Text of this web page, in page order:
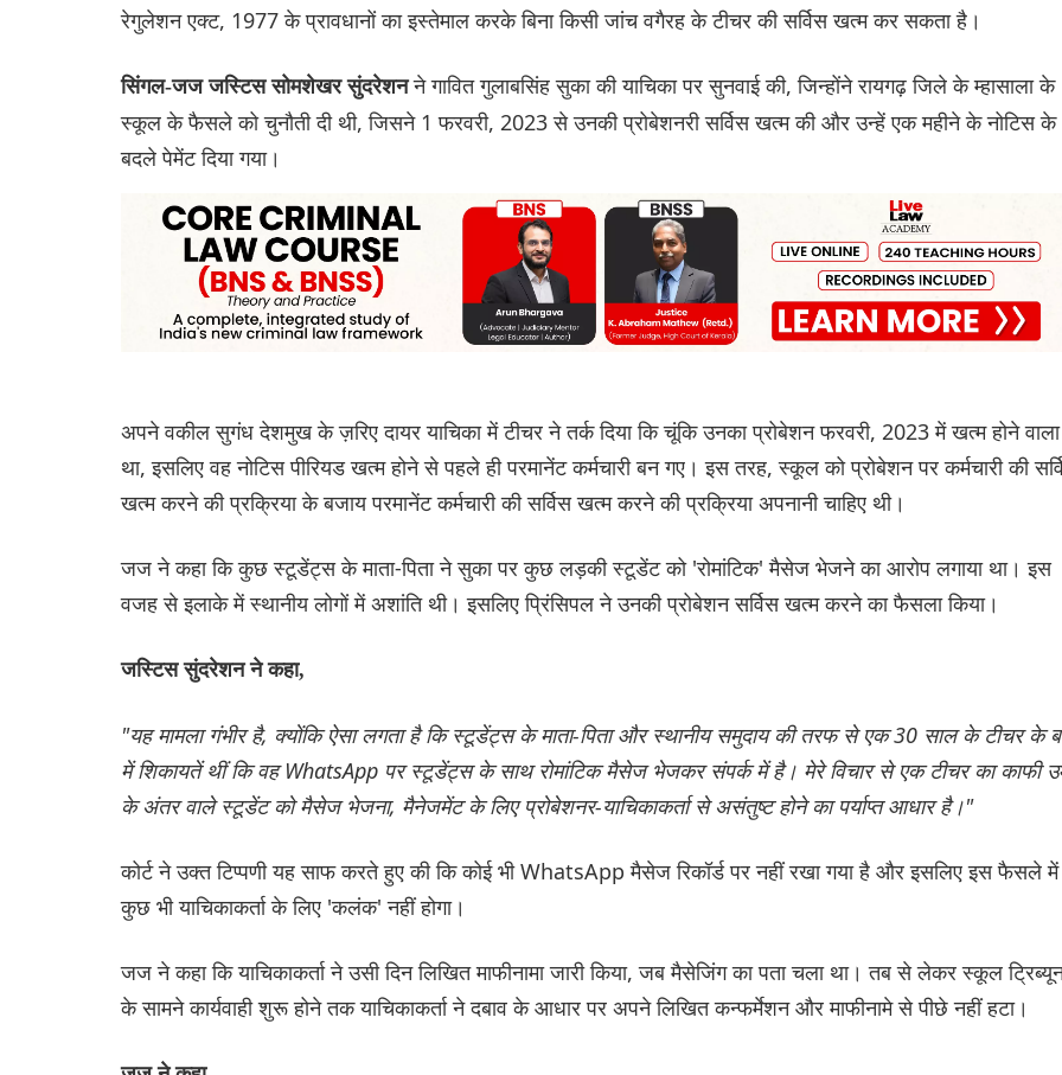
रेगुलेशन एक्ट, 1977 के प्रावधानों का इस्तेमाल करके बिना किसी जांच वगैरह के टीचर की सर्विस खत्म कर सकता है।
सिंगल-जज जस्टिस सोमशेखर सुंदरेशनने गावित गुलाबसिंह सुका की याचिका पर सुनवाई की, जिन्होंने रायगढ़ जिले के म्हासाला के
स्कूल के फैसले को चुनौती दी थी, जिसने 1 फरवरी, 2023 से उनकी प्रोबेशनरी सर्विस खत्म की और उन्हें एक महीने के नोटिस के
बदले पेमेंट दिया गया।
अपने वकील सुगंध देशमुख के ज़रिए दायर याचिका में टीचर ने तर्क दिया कि चूंकि उनका प्रोबेशन फरवरी, 2023 में खत्म होने वाला
था, इसलिए वह नोटिस पीरियड खत्म होने से पहले ही परमानेंट कर्मचारी बन गए। इस तरह, स्कूल को प्रोबेशन पर कर्मचारी की
खत्म करने की प्रक्रिया के बजाय परमानेंट कर्मचारी की सर्विस खत्म करने की प्रक्रिया अपनानी चाहिए थी।
जज ने कहा कि कुछ स्टूडेंट्स के माता-पिता ने सुका पर कुछ लड़की स्टूडेंट को 'रोमांटिक' मैसेज भेजने का आरोप लगाया था। इस
वजह से इलाके में स्थानीय लोगों में अशांति थी। इसलिए प्रिंसिपल ने उनकी प्रोबेशन सर्विस खत्म करने का फैसला किया।
जस्टिस सुंदरेशन ने कहा,
"यह मामला गंभीर है, क्योंकि ऐसा लगता है कि स्टूडेंट्स के माता-पिता और स्थानीय समुदाय की तरफ से एक 30 साल के टीचर के
में शिकायतें थीं कि वह WhatsApp पर स्टूडेंट्स के साथ रोमांटिक मैसेज भेजकर संपर्क में है। मेरे विचार से एक टीचर का काफी
के अंतर वाले स्टूडेंट को मैसेज भेजना, मैनेजमेंट के लिए प्रोबेशनर-याचिकाकर्ता से असंतुष्ट होने का पर्याप्त आधार है।"
कोर्ट ने उक्त टिप्पणी यह साफ करते हुए की कि कोई भी WhatsApp मैसेज रिकॉर्ड पर नहीं रखा गया है और इसलिए इस फैसले में
कुछ भी याचिकाकर्ता के लिए 'कलंक' नहीं होगा।
जज ने कहा कि याचिकाकर्ता ने उसी दिन लिखित माफीनामा जारी किया, जब मैसेजिंग का पता चला था। तब से लेकर स्कूल
के सामने कार्यवाही शुरू होने तक याचिकाकर्ता ने दबाव के आधार पर अपने लिखित कन्फर्मेशन और माफीनामे से पीछे नहीं हटा।